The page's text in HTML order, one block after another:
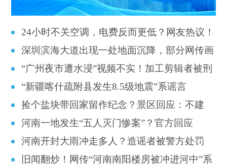
24小时不关空调，电费反而更低？网友热议！
深圳滨海大道出现一处地面沉降，部分网传画
面为虚假信息
“广州夜市遭水浸”视频不实！加工剪辑者被刑
拘，账号封禁
“新疆喀什疏附县发生8.5级地震”系谣言
捡个盐块带回家留作纪念？景区回应：不建
议！可能含毒素
河南一地发生“五人灭门惨案”？官方回应
河南开封大雨冲走多人？造谣者被警方处罚
旧闻翻炒！网传“河南南阳楼房被冲进河中”系